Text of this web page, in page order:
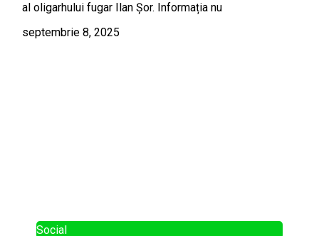
al oligarhului fugar Ilan Șor. Informația nu
septembrie 8, 2025
Social